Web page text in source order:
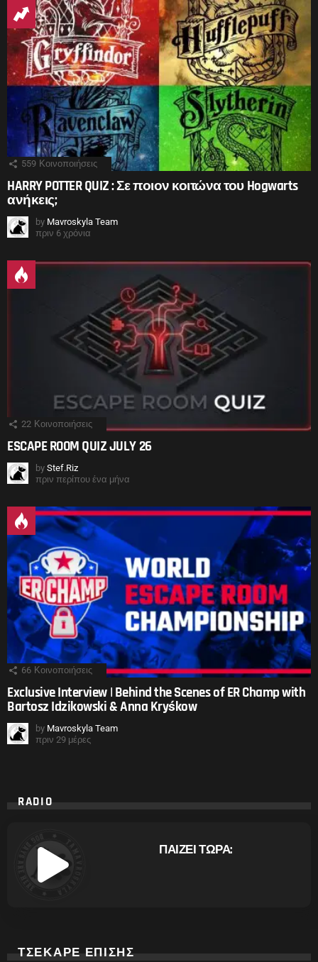
559 Κοινοποιήσεις
HARRY POTTER QUIZ : Σε ποιον κοιτώνα του Hogwarts
ανήκεις;
by Mavroskyla Team
πριν 6 χρόνια
22 Κοινοποιήσεις
ESCAPE ROOM QUIZ JULY 26
by Stef.Riz
πριν περίπου ένα μήνα
66 Κοινοποιήσεις
Exclusive Interview | Behind the Scenes of ER Champ with
Bartosz Idzikowski & Anna Kryśkow
by Mavroskyla Team
πριν 29 μέρες
RADIO
ΠΑΙΖΕΙ ΤΩΡΑ:
ΤΣΕΚΑΡΕ ΕΠΙΣΗΣ